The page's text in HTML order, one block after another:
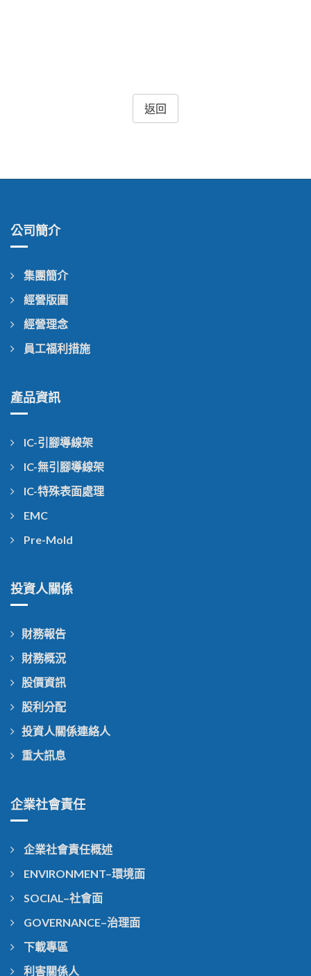
返回
公司簡介
集團簡介
經營版圖
經營理念
員工福利措施
產品資訊
IC-引腳導線架
IC-無引腳導線架
IC-特殊表面處理
EMC
Pre-Mold
投資人關係
財務報告
財務概況
股價資訊
股利分配
投資人關係連絡人
重大訊息
企業社會責任
企業社會責任概述
ENVIRONMENT–環境面
SOCIAL–社會面
GOVERNANCE–治理面
下載專區
利害關係人